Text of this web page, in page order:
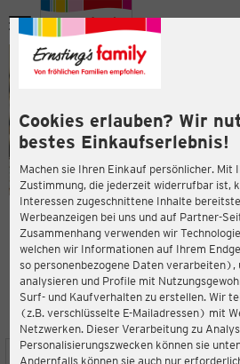
Cookies erlauben? Wir
bestes Einkaufserlebnis!
Machen sie Ihren Einkauf persönlicher. Mit
Zustimmung, die jederzeit widerrufbar ist,
Interessen zugeschnittene Inhalte
Werbeanzeigen bei uns und auf Partner-
Zusammenhang verwenden wir
welchen wir Informationen auf Ihrem
so personenbezogene Daten
analysieren und Profile mit
Surf- und Kaufverhalten zu erstellen. Wir
(z.B. verschlüsselte E-Mailadressen) mit
Netzwerken. Dieser Verarbeitung zu
Personalisierungszwecken können sie
Andernfalls können sie auch nur
Menü
ERNSTING'S FAMILY
Bremer
27239
4,3
STANDORT SERVICES SORTIMENT